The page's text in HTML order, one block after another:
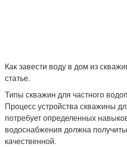
Как завести воду в дом из
статье.
Типы скважин для частного
Процесс устройства скважины
потребует определенных
водоснабжения должна
качественной.